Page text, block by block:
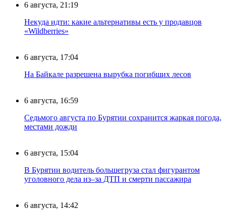
6 августа, 21:19
Некуда идти: какие альтернативы есть у продавцов
«Wildberries»
6 августа, 17:04
На Байкале разрешена вырубка погибших лесов
6 августа, 16:59
Седьмого августа по Бурятии сохранится жаркая погода,
местами дожди
6 августа, 15:04
В Бурятии водитель большегруза стал фигурантом
уголовного дела из–за ДТП и смерти пассажира
6 августа, 14:42